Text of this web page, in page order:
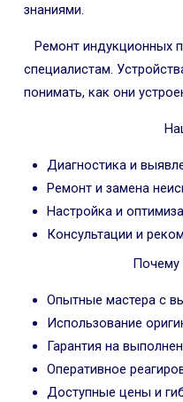
знаниями.
Ремонт индукционных
специалистам.
понимать, как они
Диагностика и
Ремонт и замена
Настройка и
Консультации и
Почему
Опытные мастера с
Использование
Гарантия на
Оперативное
Доступные цены и